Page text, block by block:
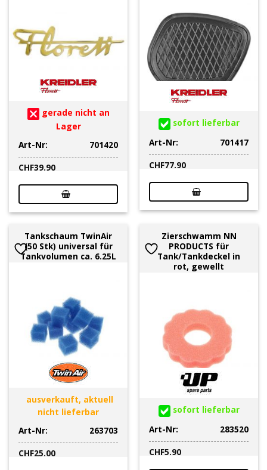
gerade nicht an
Lager
Art-Nr:
701420
CHF39.90
sofort lieferbar
Art-Nr:
701417
CHF77.90
Tankschaum TwinAir
(50 Stk) universal für
Tankvolumen ca. 6.25L
ausverkauft, aktuell
nicht lieferbar
Art-Nr:
263703
CHF25.00
Zierschwamm NN
PRODUCTS für
Tank/Tankdeckel in
rot, gewellt
sofort lieferbar
Art-Nr:
283520
CHF5.90